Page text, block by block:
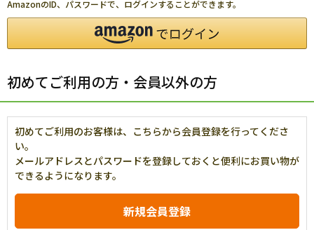
AmazonのID、パスワードで、ログインすることができます。
初めてご利用の方・会員以外の方
初めてご利用のお客様は、こちらから会員登録を行ってくださ
い。
メールアドレスとパスワードを登録しておくと便利にお買い物が
できるようになります。